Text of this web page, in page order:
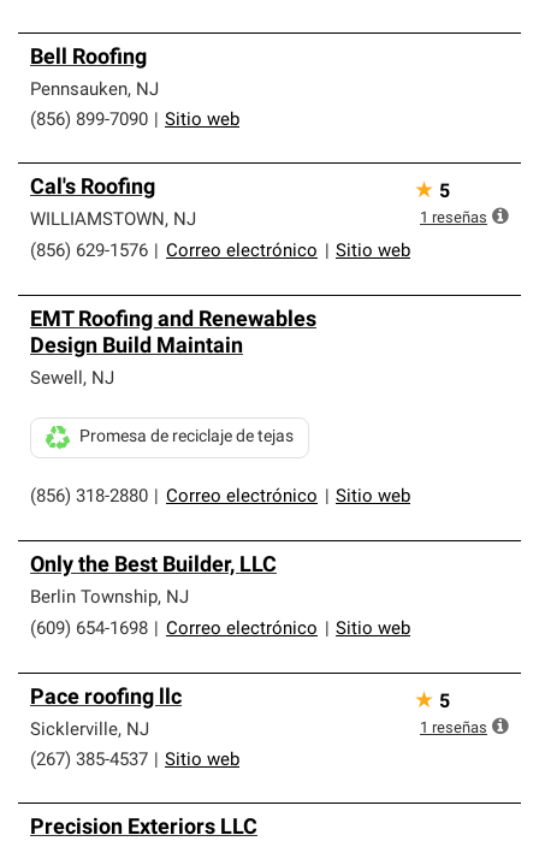
Bell Roofing
Pennsauken, NJ
(856) 899-7090
Sitio web
Cal's Roofing
WILLIAMSTOWN, NJ
(856) 629-1576
Correo electrónico Sitio web
★ 5
1 reseñas
EMT Roofing and Renewables
Design Build Maintain
Sewell, NJ
(856) 318-2880 Correo electrónico Sitio web
Promesa de reciclaje de tejas
Only the Best Builder, LLC
Berlin Township, NJ
(609) 654-1698
Correo electrónico Sitio web
Pace roofing llc
Sicklerville, NJ
(267) 385-4537
Sitio web
★ 5
1 reseñas
Precision Exteriors LLC